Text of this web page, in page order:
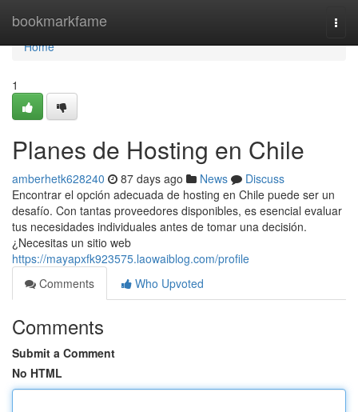
bookmarkfame
Home
Home
1
Planes de Hosting en Chile
amberhetk628240 87 days ago News
Discuss
Encontrar el opción adecuada de hosting en Chile puede ser un
desafío. Con tantas proveedores disponibles, es esencial evaluar
tus necesidades individuales antes de tomar una decisión.
¿Necesitas un sitio web
https://mayapxfk923575.laowaiblog.com/profile
Comments
Who Upvoted
Comments
Submit a Comment
No HTML